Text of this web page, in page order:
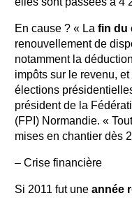
En cause ? « La fin du
renouvellement de
notamment la
impôts sur le revenu, et
élections
président de la
(FPI) Normandie. «
mises en chantier dès
– Crise financière
Si 2011 fut une année